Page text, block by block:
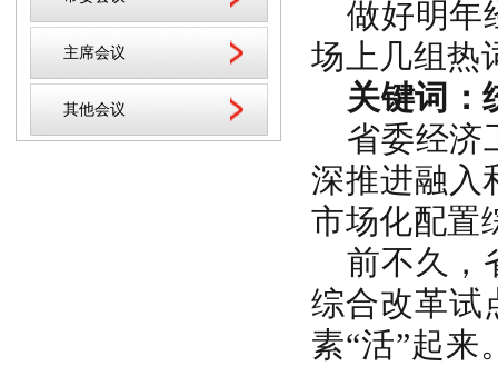
主席会议
其他会议
做好明年
场上几组热
关键词：
省委经济
深推进融入
市场化配置
前不久，
综合改革试
素“活”起来